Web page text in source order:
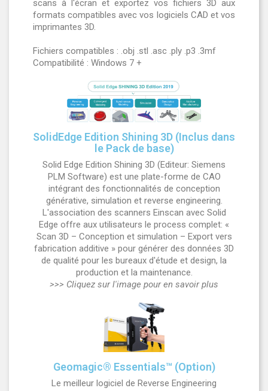
scans à l'écran et exportez vos fichiers 3D aux
formats compatibles avec vos logiciels CAD et vos
imprimantes 3D.
Fichiers compatibles : .obj .stl .asc .ply .p3 .3mf
Compatibilité : Windows 7 +
SolidEdge Edition Shining 3D (Inclus dans
le Pack de base)
Solid Edge Edition Shining 3D (Editeur: Siemens
PLM Software) est une plate-forme de CAO
intégrant des fonctionnalités de conception
générative, simulation et reverse engineering.
L'association des scanners Einscan avec Solid
Edge offre aux utilisateurs le process complet: «
Scan 3D – Conception et simulation – Export vers
fabrication additive » pour générer des données 3D
de qualité pour les bureaux d'étude et design, la
production et la maintenance.
>>> Cliquez sur l'image pour en savoir plus
Geomagic® Essentials™ (Option)
Le meilleur logiciel de Reverse Engineering